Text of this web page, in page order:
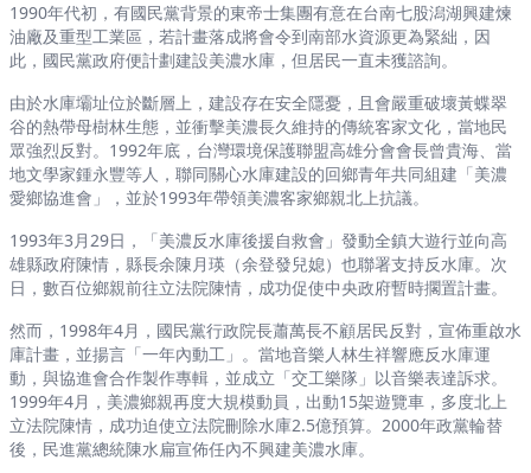
1990年代初，有國民黨背景的東帝士集團有意在台南七股潟湖興建煉
油廠及重型工業區，若計畫落成將會令到南部水資源更為緊絀，因
此，國民黨政府便計劃建設美濃水庫，但居民一直未獲諮詢。
由於水庫壩址位於斷層上，建設存在安全隱憂，且會嚴重破壞黃蝶翠
谷的熱帶母樹林生態，並衝擊美濃長久維持的傳統客家文化，當地民
眾強烈反對。1992年底，台灣環境保護聯盟高雄分會會長曾貴海、當
地文學家鍾永豐等人，聯同關心水庫建設的回鄉青年共同組建「美濃
愛鄉協進會」，並於1993年帶領美濃客家鄉親北上抗議。
1993年3月29日，「美濃反水庫後援自救會」發動全鎮大遊行並向高
雄縣政府陳情，縣長余陳月瑛（余登發兒媳）也聯署支持反水庫。次
日，數百位鄉親前往立法院陳情，成功促使中央政府暫時擱置計畫。
然而，1998年4月，國民黨行政院長蕭萬長不顧居民反對，宣佈重啟水
庫計畫，並揚言「一年內動工」。當地音樂人林生祥響應反水庫運
動，與協進會合作製作專輯，並成立「交工樂隊」以音樂表達訴求。
1999年4月，美濃鄉親再度大規模動員，出動15架遊覽車，多度北上
立法院陳情，成功迫使立法院刪除水庫2.5億預算。2000年政黨輪替
後，民進黨總統陳水扁宣佈任內不興建美濃水庫。